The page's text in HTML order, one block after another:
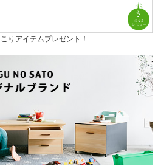
りアイテムプレゼント！